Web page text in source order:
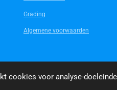
cookies voor analyse-
Grading
Algemene voorwaarden